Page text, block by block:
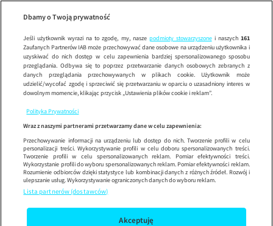
Wypróbuj aplikację mobilną
Korzystaj z łatwiejszej nawigacji i ciesz się szybszym
Dbamy o Twoją prywatność
Jeśli użytkownik wyrazi na to zgodę, my, nasze podmioty stowarzyszonei naszych 161
Zaufanych Partnerów IAB może przechowywać dane osobowe na urządzeniu użytkownika i
uzyskiwać do nich dostęp w celu zapewnienia bardziej spersonalizowanego sposobu
przeglądania. Odbywa się to poprzez przetwarzanie danych osobowych zebranych z
danych przeglądania przechowywanych w plikach cookie. Użytkownik może
udzielić/wycofać zgodę i sprzeciwić się przetwarzaniu w oparciu o uzasadniony interes w
dowolnym momencie, klikając przycisk „Ustawienia plików cookie i reklam”.
Polityka Prywatności
Wraz z naszymi partnerami przetwarzamy dane w celu zapewnienia:
Przechowywanie informacji na urządzeniu lub dostęp do nich. Tworzenie profili w celu
personalizacji treści. Wykorzystywanie profili w celu doboru spersonalizowanych treści.
Tworzenie profili w celu spersonalizowanych reklam. Pomiar efektywności treści.
Wykorzystanie profili do wyboru spersonalizowanych reklam. Pomiar efektywności reklam.
Rozumienie odbiorców dzięki statystyce lub kombinacji danych z różnych źródeł. Rozwój i
ulepszanie usług. Wykorzystywanie ograniczonych danych do wyboru reklam.
Lista partnerów (dostawców)
Akceptuję